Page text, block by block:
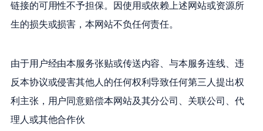
链接的可用性不予担保。因使用或依赖上述网站或资源所
生的损失或损害，本网站不负任何责任。
由于用户经由本服务张贴或传送内容、与本服务连线、违
反本协议或侵害其他人的任何权利导致任何第三人提出权
利主张，用户同意赔偿本网站及其分公司、关联公司、代
理人或其他合作伙